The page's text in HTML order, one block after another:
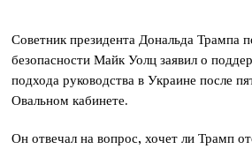
Советник президента Дональда Трампа
безопасности Майк Уолц заявил о
подхода руководства в Украине после
Овальном кабинете.
Он отвечал на вопрос, хочет ли Трамп